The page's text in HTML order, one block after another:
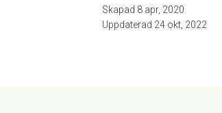
Skapad 8 apr, 2020
Uppdaterad 24 okt, 2022